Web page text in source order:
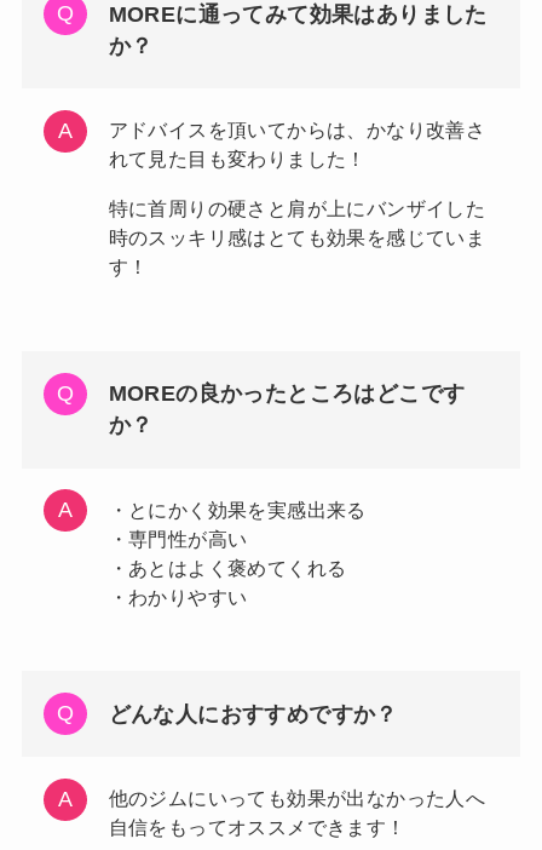
MOREに通ってみて効果はありました
か？
アドバイスを頂いてからは、かなり改善さ
れて見た目も変わりました！
特に首周りの硬さと肩が上にバンザイした
時のスッキリ感はとても効果を感じていま
す！
MOREの良かったところはどこです
か？
・とにかく効果を実感出来る
・専門性が高い
・あとはよく褒めてくれる
・わかりやすい
どんな人におすすめですか？
他のジムにいっても効果が出なかった人へ
自信をもってオススメできます！